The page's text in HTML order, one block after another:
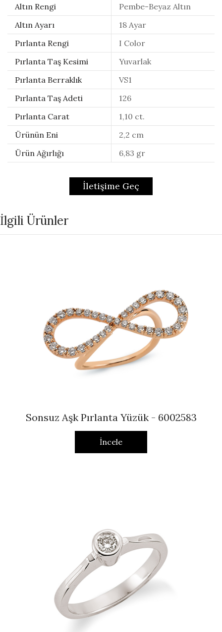
Altın Rengi
Pembe-Beyaz Altın
Altın Ayarı
18 Ayar
Pırlanta Rengi
I Color
Pırlanta Taş Kesimi
Yuvarlak
Pırlanta Berraklık
VS1
Pırlanta Taş Adeti
126
Pırlanta Carat
1,10 ct.
Ürünün Eni
2,2 cm
Ürün Ağırlığı
6,83 gr
İletişime Geç
İlgili Ürünler
Sonsuz Aşk Pırlanta Yüzük - 6002583
İncele